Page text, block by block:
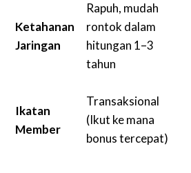
Ketahanan
Jaringan
Rapuh, mudah
rontok dalam
hitungan 1–3
tahun
Ikatan
Member
Transaksional
(Ikut ke mana
bonus tercepat)